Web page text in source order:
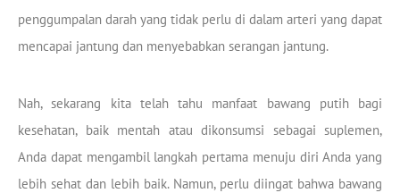
penggumpalan darah yang tidak perlu di dalam arteri yang dapat
mencapai jantung dan menyebabkan serangan jantung.
Nah, sekarang kita telah tahu manfaat bawang putih bagi
kesehatan, baik mentah atau dikonsumsi sebagai suplemen,
Anda dapat mengambil langkah pertama menuju diri Anda yang
lebih sehat dan lebih baik. Namun, perlu diingat bahwa bawang